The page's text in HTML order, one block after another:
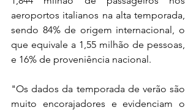
aeroportos italianos na alta temporada,
sendo 84% de origem internacional, o
que equivale a 1,55 milhão de pessoas,
e 16% de proveniência nacional.
"Os dados da temporada de verão são
muito encorajadores e evidenciam o